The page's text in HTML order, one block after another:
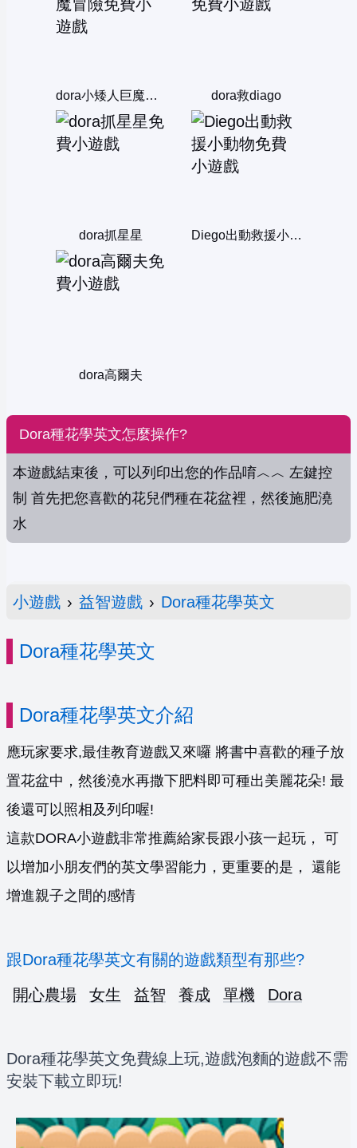
dora小矮人巨魔冒險 dora救diago
dora抓星星 Diego出動救援小動物
dora高爾夫
Dora種花學英文怎麼操作?
本遊戲結束後，可以列印出您的作品唷︿︿ 左鍵控
制 首先把您喜歡的花兒們種在花盆裡，然後施肥澆
水
小遊戲 › 益智遊戲 › Dora種花學英文
Dora種花學英文
Dora種花學英文介紹
應玩家要求,最佳教育遊戲又來囉 將書中喜歡的種子放
置花盆中，然後澆水再撒下肥料即可種出美麗花朵! 最
後還可以照相及列印喔!
這款DORA小遊戲非常推薦給家長跟小孩一起玩， 可
以增加小朋友們的英文學習能力，更重要的是， 還能
增進親子之間的感情
跟Dora種花學英文有關的遊戲類型有那些?
開心農場
女生 益智 養成 單機 Dora
Dora種花學英文免費線上玩,遊戲泡麵的遊戲不需
安裝下載立即玩!